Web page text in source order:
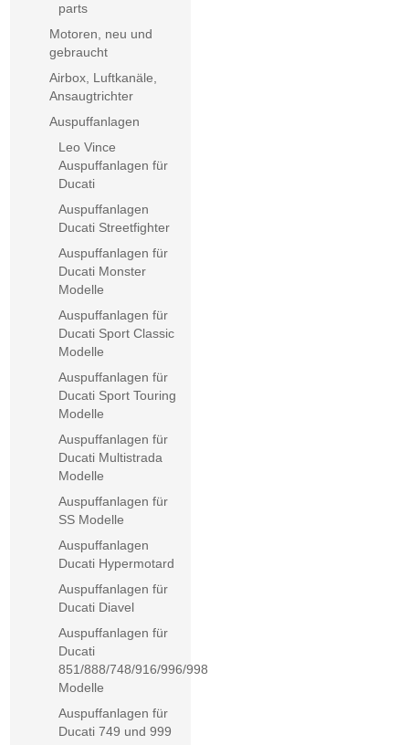
parts
Motoren, neu und
gebraucht
Airbox, Luftkanäle,
Ansaugtrichter
Auspuffanlagen
Leo Vince
Auspuffanlagen für
Ducati
Auspuffanlagen
Ducati Streetfighter
Auspuffanlagen für
Ducati Monster
Modelle
Auspuffanlagen für
Ducati Sport Classic
Modelle
Auspuffanlagen für
Ducati Sport Touring
Modelle
Auspuffanlagen für
Ducati Multistrada
Modelle
Auspuffanlagen für
SS Modelle
Auspuffanlagen
Ducati Hypermotard
Auspuffanlagen für
Ducati Diavel
Auspuffanlagen für
Ducati
851/888/748/916/996/998
Modelle
Auspuffanlagen für
Ducati 749 und 999